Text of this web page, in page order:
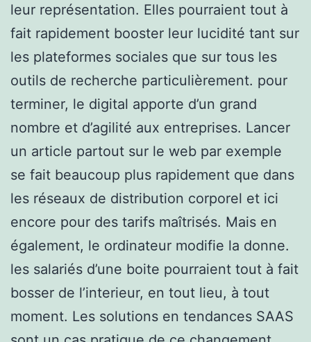
leur représentation. Elles pourraient tout à
fait rapidement booster leur lucidité tant sur
les plateformes sociales que sur tous les
outils de recherche particulièrement. pour
terminer, le digital apporte d’un grand
nombre et d’agilité aux entreprises. Lancer
un article partout sur le web par exemple
se fait beaucoup plus rapidement que dans
les réseaux de distribution corporel et ici
encore pour des tarifs maîtrisés. Mais en
également, le ordinateur modifie la donne.
les salariés d’une boite pourraient tout à fait
bosser de l’interieur, en tout lieu, à tout
moment. Les solutions en tendances SAAS